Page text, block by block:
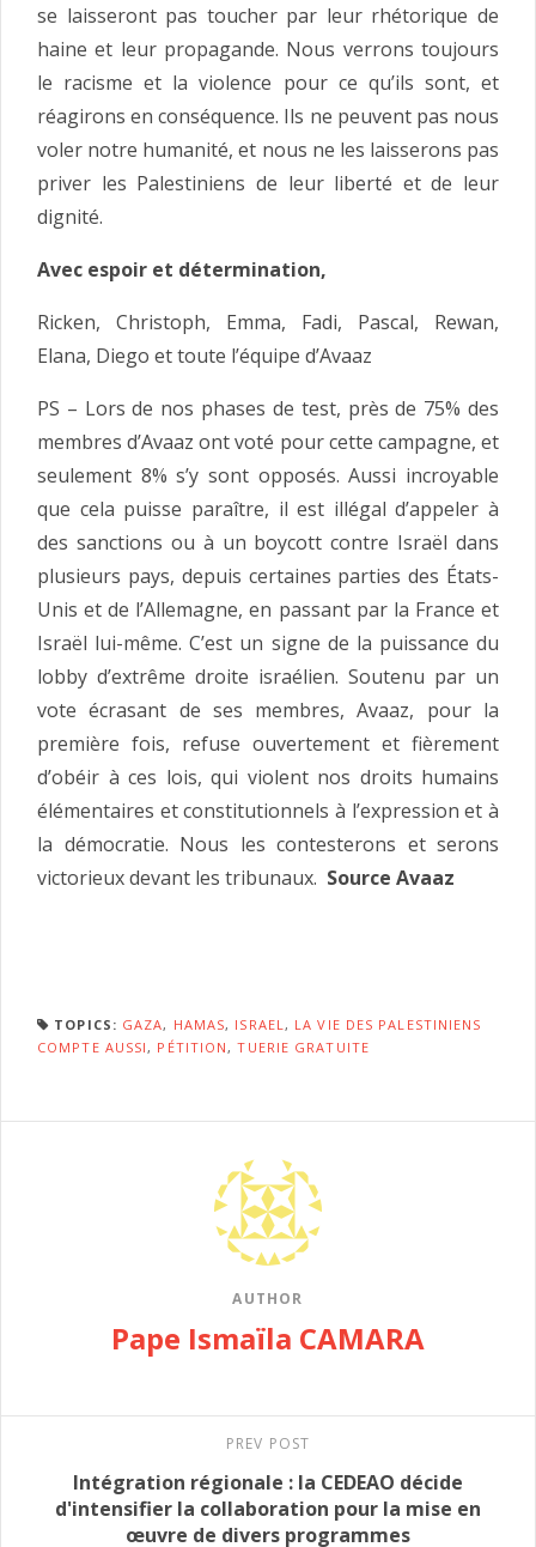
se laisseront pas toucher par leur rhétorique de
haine et leur propagande. Nous verrons toujours
le racisme et la violence pour ce qu’ils sont, et
réagirons en conséquence. Ils ne peuvent pas nous
voler notre humanité, et nous ne les laisserons pas
priver les Palestiniens de leur liberté et de leur
dignité.
Avec espoir et détermination,
Ricken, Christoph, Emma, Fadi, Pascal, Rewan,
Elana, Diego et toute l’équipe d’Avaaz
PS – Lors de nos phases de test, près de 75% des
membres d’Avaaz ont voté pour cette campagne, et
seulement 8% s’y sont opposés. Aussi incroyable
que cela puisse paraître, il est illégal d’appeler à
des sanctions ou à un boycott contre Israël dans
plusieurs pays, depuis certaines parties des États-
Unis et de l’Allemagne, en passant par la France et
Israël lui-même. C’est un signe de la puissance du
lobby d’extrême droite israélien. Soutenu par un
vote écrasant de ses membres, Avaaz, pour la
première fois, refuse ouvertement et fièrement
d’obéir à ces lois, qui violent nos droits humains
élémentaires et constitutionnels à l’expression et à
la démocratie. Nous les contesterons et serons
victorieux devant les tribunaux. Source Avaaz
TOPICS: GAZA, HAMAS, ISRAEL , LA VIE DES PALESTINIENS
COMPTE AUSSI , PÉTITION ,TUERIE GRATUITE
AUTHOR
Pape Ismaïla CAMARA
PREV POST
Intégration régionale : la CEDEAO décide
d'intensifier la collaboration pour la mise en
œuvre de divers programmes